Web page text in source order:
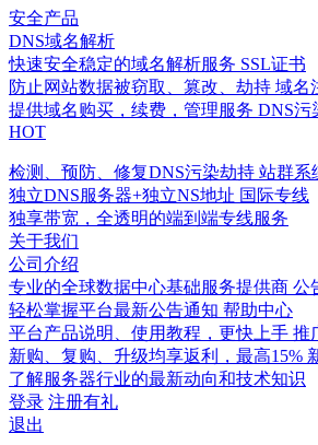
安全产品
DNS域名解析
快速安全稳定的域名解析服务 SSL证书
防止网站数据被窃取、篡改、劫持 域名
提供域名购买，续费，管理服务 DNS污
HOT
检测、预防、修复DNS污染劫持 站群系
独立DNS服务器+独立NS地址 国际专线
独享带宽，全透明的端到端专线服务
关于我们
公司介绍
专业的全球数据中心基础服务提供商 公
轻松掌握平台最新公告通知 帮助中心
平台产品说明、使用教程，更快上手 推
新购、复购、升级均享返利，最高15%
了解服务器行业的最新动向和技术知识
登录 注册有礼
退出